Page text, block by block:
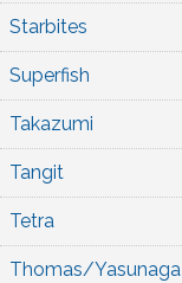
Starbites
Superfish
Takazumi
Tangit
Tetra
Thomas/Yasunaga